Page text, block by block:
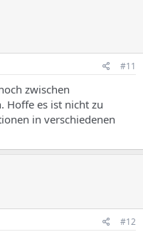
#11
zwischen
Hoffe es ist nicht zu
in verschiedenen
#12